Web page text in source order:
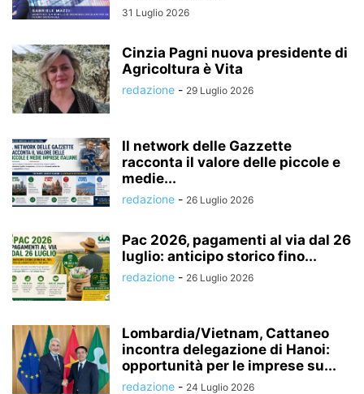
31 Luglio 2026
Cinzia Pagni nuova presidente di
Agricoltura è Vita
redazione - 29 Luglio 2026
Il network delle Gazzette
racconta il valore delle piccole e
medie...
redazione - 26 Luglio 2026
Pac 2026, pagamenti al via dal 26
luglio: anticipo storico fino...
redazione - 26 Luglio 2026
Lombardia/Vietnam, Cattaneo
incontra delegazione di Hanoi:
opportunità per le imprese su...
redazione - 24 Luglio 2026